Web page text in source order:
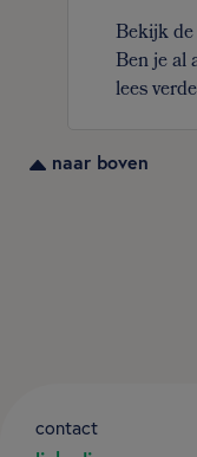
Bekijk
Ben je al
lees
naar boven
contact